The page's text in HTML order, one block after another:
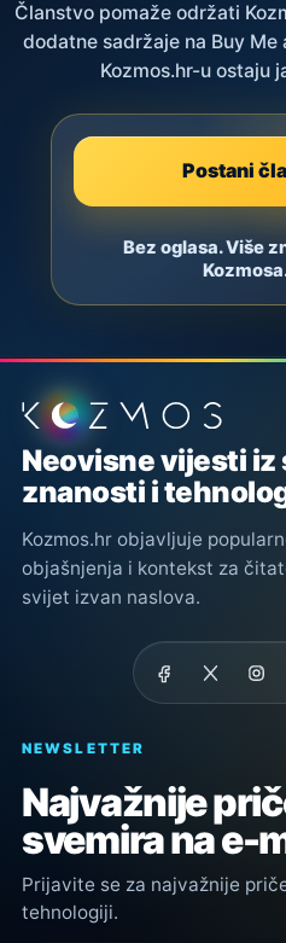
Članstvo pomaže održati
dodatne sadržaje na Buy
Kozmos.hr-u ostaju
Postani
Bez oglasa. Više
Podnožje stranice
Neovisne vijesti iz
znanosti i
Kozmos.hr objavljuje
objašnjenja i kontekst za
svijet izvan naslova.
NEWSLETTER
Najvažnije
svemira na e-
Prijavite se za najvažnije
tehnologiji.